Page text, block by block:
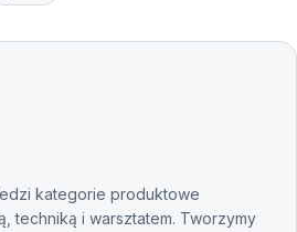
kategorie produktowe
techniką i warsztatem. Tworzymy